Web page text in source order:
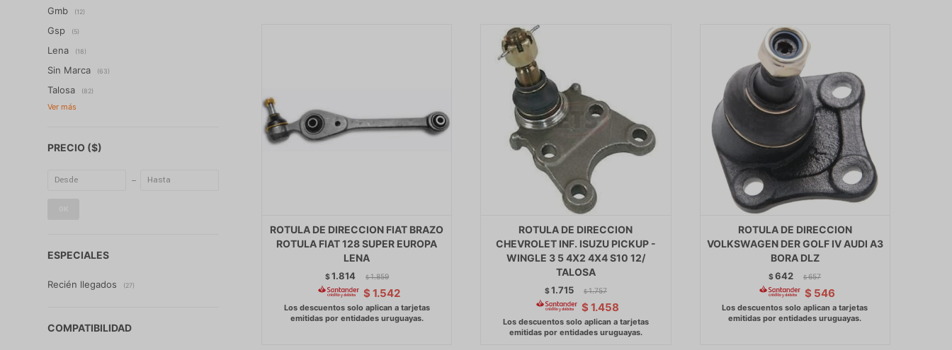
ROTULA DE DIRECCION FIAT BRAZO
ROTULA FIAT 128 SUPER EUROPA
LENA
$1.814 $ 1.859
$ 1.542
ROTULA DE DIRECCION
CHEVROLET INF. ISUZU PICKUP -
WINGLE 3 5 4X2 4X4 S10 12/
TALOSA
$1.715 $ 1.757
$ 1.458
ROTULA DE DIRECCION
VOLKSWAGEN DER GOLF IV AUDI A3
BORA DLZ
$642 $ 657
$ 546
Gmb (12)
Gsp (5)
Lena (18)
Sin Marca (63)
Talosa (82)
PRECIO ($)
ESPECIALES
Recién llegados (27)
COMPATIBILIDAD